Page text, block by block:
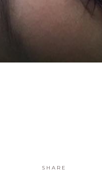
SHARE